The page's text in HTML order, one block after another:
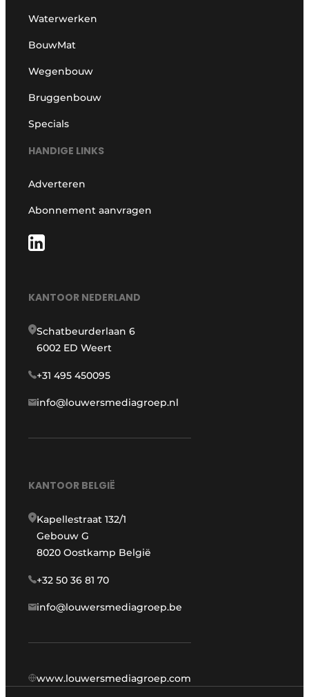
Waterwerken
BouwMat
Wegenbouw
Bruggenbouw
Specials
HANDIGE LINKS
Adverteren
Abonnement aanvragen
KANTOOR NEDERLAND
Schatbeurderlaan 6
6002 ED Weert
+31 495 450095
info@louwersmediagroep.nl
KANTOOR BELGIË
Kapellestraat 132/1
Gebouw G
8020 Oostkamp België
+32 50 36 81 70
info@louwersmediagroep.be
www.louwersmediagroep.com